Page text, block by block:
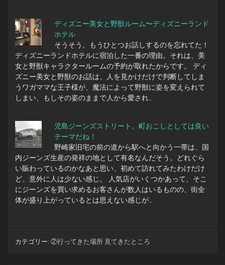
ディズニー美女と野獣ルーム〜ディズニーランド
ホテル
そうそう。もうひとつお話しするのを忘れてた！
ディズニーランドホテルに宿泊した一番の理由。それは、美
女と野獣キャラクタールームの予約が取れたからです。 ディ
ズニー美女と野獣のお話は、人を見かけだけで判断してしま
うワガママな王子様が、魔法によって野獣に姿を変えられて
しまい、もしその姿のままで人から愛され…
児島ジーンズストリート。町おこしとしては良い
テーマだね！
野崎家旧宅の前の道から駅へと向かう一帯は、国
内ジーンズ生産の発祥の地として有名なんだそう。どれぐら
い賑わっているのかなあと思い、初めて訪れてみたわけだけ
ど、意外に人は少ない感じ。 人気店がいくつかあって、そこ
にジーンズを買い求めるお客さんが数人はいるものの、街全
体が盛り上がっているとは思えない感じが…
カテゴリー: ②行ってきた場所 見てきたところ